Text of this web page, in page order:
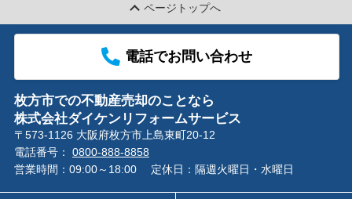
ページトップへ
電話でお問い合わせ
枚方市での不動産売却のことなら
株式会社ダイケンリフォームサービス
〒573-1126 大阪府枚方市上島東町20-12
電話番号： 0800-888-8858
営業時間：09:00～18:00
定休日：隔週火曜日・水曜日